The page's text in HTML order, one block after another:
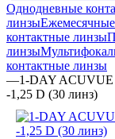
Однодневные
линзы
контактные линзы
линзы
контактные линзы
—1-DAY ACUVUE
-1,25 D (30 линз)